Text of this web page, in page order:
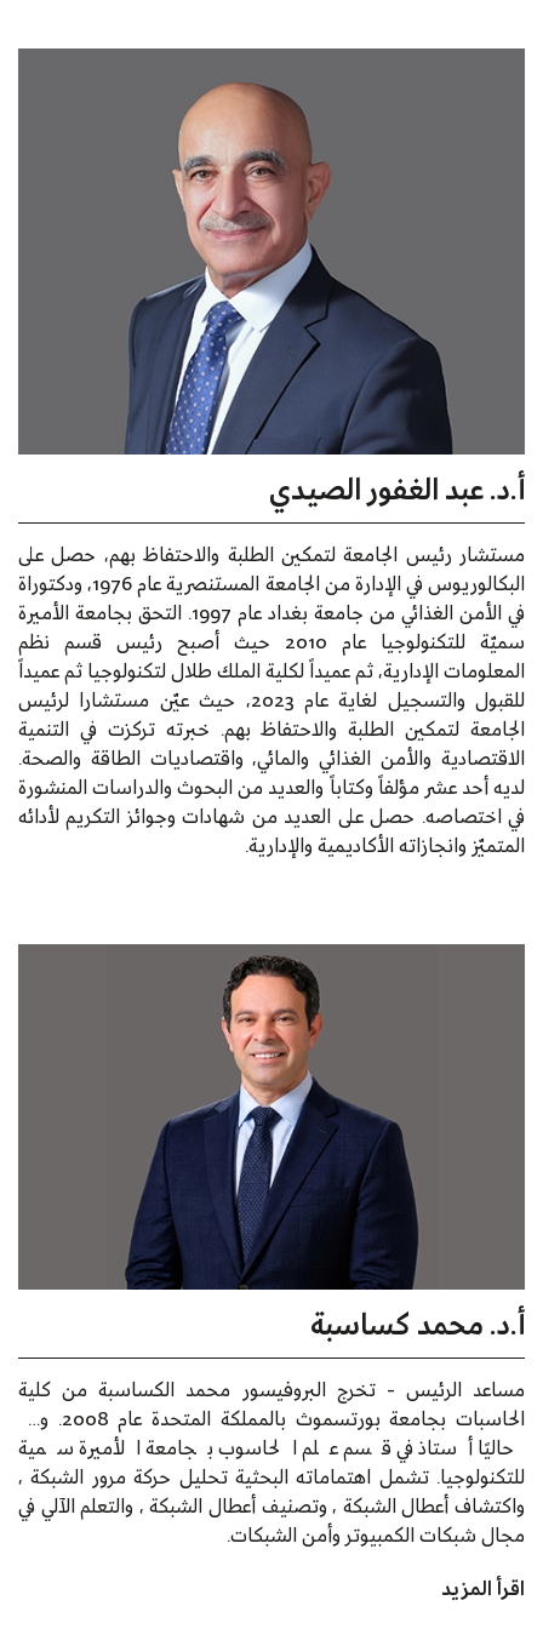
أ.د. عبد الغفور الصيدي
مستشار رئيس الجامعة لتمكين الطلبة والاحتفاظ بهم، حصل على
البكالوريوس في الإدارة من الجامعة المستنصرية عام 1976، ودكتوراة
في الأمن الغذائي من جامعة بغداد عام 1997. التحق بجامعة الأميرة
سميّة للتكنولوجيا عام 2010 حيث أصبح رئيس قسم نظم
المعلومات الإدارية، ثم عميداً لكلية الملك طلال لتكنولوجيا ثم عميداً
للقبول والتسجيل لغاية عام 2023، حيث عيّن مستشارا لرئيس
الجامعة لتمكين الطلبة والاحتفاظ بهم. خبرته تركزت في التنمية
الاقتصادية والأمن الغذائي والمائي، واقتصاديات الطاقة والصحة.
لديه أحد عشر مؤلفاً وكتاباً والعديد من البحوث والدراسات المنشورة
في اختصاصه. حصل على العديد من شهادات وجوائز التكريم لأدائه
المتميّز وانجازاته الأكاديمية والإدارية.
أ.د. محمد كساسبة
مساعد الرئيس - تخرج البروفيسور محمد الكساسبة من كلية
الحاسبات بجامعة بورتسموث بالمملكة المتحدة عام 2008. وهو
حاليًا أستاذ في قسم علم الحاسوب بجامعة الأميرة سمية
للتكنولوجيا. تشمل اهتماماته البحثية تحليل حركة مرور الشبكة ،
واكتشاف أعطال الشبكة ، وتصنيف أعطال الشبكة ، والتعلم الآلي في
مجال شبكات الكمبيوتر وأمن الشبكات.
اقرأ المزيد